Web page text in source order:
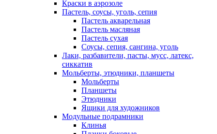
Краски в аэрозоле
Пастель, соусы, уголь, сепия
Пастель акварельная
Пастель масляная
Пастель сухая
Соусы, сепия, сангина, уголь
Лаки, разбавители, пасты, мусс, латекс,
сиккатив
Мольберты, этюдники, планшеты
Мольберты
Планшеты
Этюдники
Ящики для художников
Модульные подрамники
Клинья